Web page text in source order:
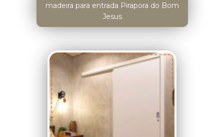
madeira para entrada Pirapora do Bom
Jesus